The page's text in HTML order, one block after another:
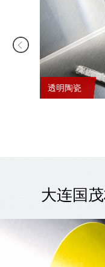
透明陶瓷
大连国